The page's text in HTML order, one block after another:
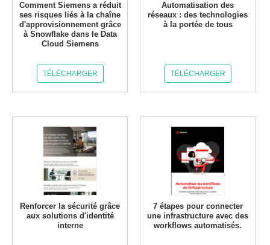
Comment Siemens a réduit
ses risques liés à la chaîne
d'approvisionnement grâce
à Snowflake dans le Data
Cloud Siemens
TÉLÉCHARGER
Automatisation des
réseaux : des technologies
à la portée de tous
TÉLÉCHARGER
Renforcer la sécurité grâce
aux solutions d'identité
interne
7 étapes pour connecter
une infrastructure avec des
workflows automatisés.